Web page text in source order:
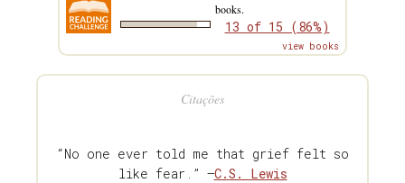
books.
13 of 15 (86%)
view books
Citações
“No one ever told me that grief felt so
like fear.” —C.S. Lewis